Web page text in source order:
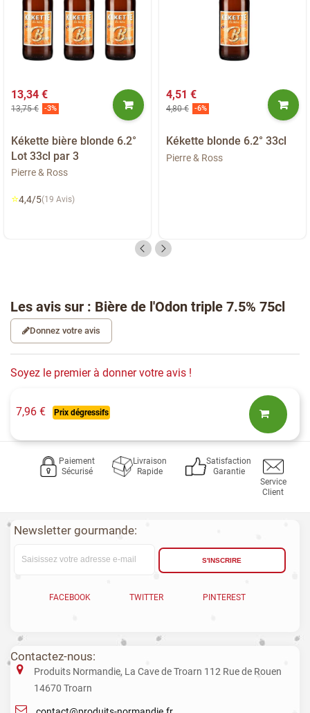
13,34 €
13,75 € -3%
Kékette bière blonde 6.2°
Lot 33cl par 3
Pierre & Ross
⭐4,4/5(19 Avis)
4,51 €
4,80 € -6%
Kékette blonde 6.2° 33cl
Pierre & Ross
Les avis sur : Bière de l'Odon triple 7.5% 75cl
Donnez votre avis
Soyez le premier à donner votre avis !
7,96 € Prix dégressifs
Paiement
Sécurisé
Livraison
Rapide
Satisfaction
Garantie
Service
Client
Newsletter gourmande:
S'INSCRIRE
FACEBOOK TWITTER PINTEREST
Contactez-nous:
Produits Normandie, La Cave de Troarn 112 Rue de Rouen
14670 Troarn